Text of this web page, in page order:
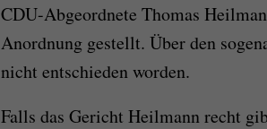
CDU-Abgeordnete Thomas
Anordnung gestellt. Über den
nicht entschieden worden.
Falls das Gericht Heilmann recht